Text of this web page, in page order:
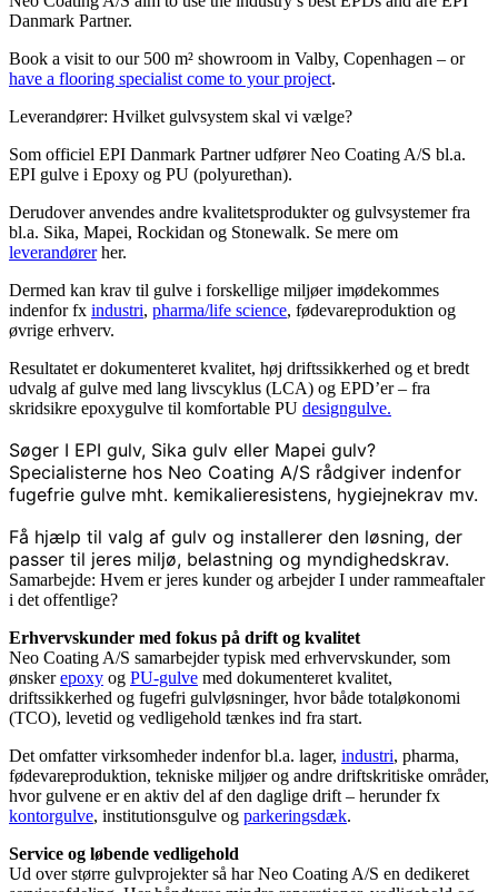
Danmark Partner.
Book a visit to our 500 m² showroom in Valby, Copenhagen – or
have a flooring specialist come to your project.
Leverandører: Hvilket gulvsystem skal vi vælge?
Som officiel EPI Danmark Partner udfører Neo Coating A/S bl.a.
EPI gulve i Epoxy og PU (polyurethan).
Derudover anvendes andre kvalitetsprodukter og gulvsystemer fra
bl.a. Sika, Mapei, Rockidan og Stonewalk. Se mere om
leverandørerher.
Dermed kan krav til gulve i forskellige miljøer imødekommes
indenfor fx industri, pharma/life science, fødevareproduktion og
øvrige erhverv.
Resultatet er dokumenteret kvalitet, høj driftssikkerhed og et bredt
udvalg af gulve med lang livscyklus (LCA) og EPD’er – fra
skridsikre epoxygulve til komfortable PU designgulve.
Søger I EPI gulv, Sika gulv eller Mapei gulv?
Specialisterne hos Neo Coating A/S rådgiver indenfor
fugefrie gulve mht. kemikalieresistens, hygiejnekrav mv.
Få hjælp til valg af gulv og installerer den løsning, der
passer til jeres miljø, belastning og myndighedskrav.
Samarbejde: Hvem er jeres kunder og arbejder I under rammeaftaler
i det offentlige?
Erhvervskunder med fokus på drift og kvalitet
Neo Coating A/S samarbejder typisk med erhvervskunder, som
ønskerepoxy og PU-gulve med dokumenteret kvalitet,
driftssikkerhed og fugefri gulvløsninger, hvor både totaløkonomi
(TCO), levetid og vedligehold tænkes ind fra start.
Det omfatter virksomheder indenfor bl.a. lager, industri, pharma,
fødevareproduktion, tekniske miljøer og andre driftskritiske områder,
hvor gulvene er en aktiv del af den daglige drift – herunder fx
kontorgulve, institutionsgulve og parkeringsdæk.
Service og løbende vedligehold
Ud over større gulvprojekter så har Neo Coating A/S en dedikeret